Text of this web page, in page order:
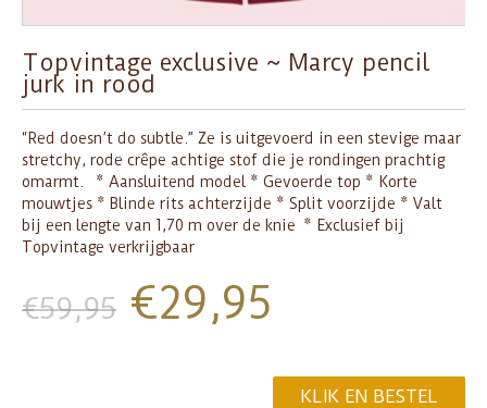
Topvintage exclusive ~ Marcy pencil
jurk in rood
“Red doesn’t do subtle.” Ze is uitgevoerd in een stevige maar
stretchy, rode crêpe achtige stof die je rondingen prachtig
omarmt. * Aansluitend model * Gevoerde top * Korte
mouwtjes * Blinde rits achterzijde * Split voorzijde * Valt
bij een lengte van 1,70 m over de knie * Exclusief bij
Topvintage verkrijgbaar
€59,95 €29,95
KLIK EN BESTEL